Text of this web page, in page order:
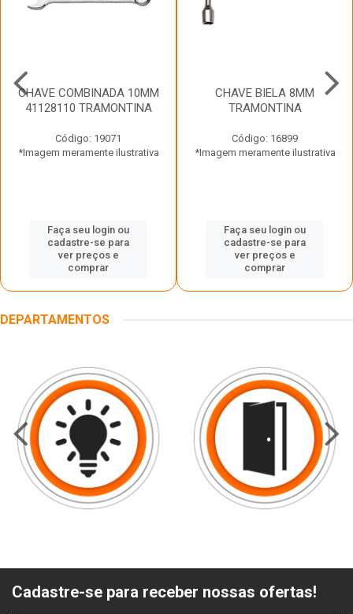
CHAVE COMBINADA 10MM
41128110 TRAMONTINA
Código: 19071
*Imagem meramente ilustrativa
Faça seu login ou
cadastre-se para
ver preços e
comprar
CHAVE BIELA 8MM
TRAMONTINA
Código: 16899
*Imagem meramente ilustrativa
Faça seu login ou
cadastre-se para
ver preços e
comprar
DEPARTAMENTOS
Cadastre-se para receber nossas ofertas!